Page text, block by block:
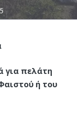
για πελάτη
ή του